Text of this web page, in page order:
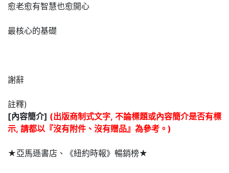
愈老愈有智慧也愈開心
最核心的基礎
謝辭
註釋)
[內容簡介] (出版商制式文字, 不論標題或內容簡介是否有標
示, 請都以『沒有附件、沒有贈品』為參考。)
★亞馬遜書店、《紐約時報》暢銷榜★